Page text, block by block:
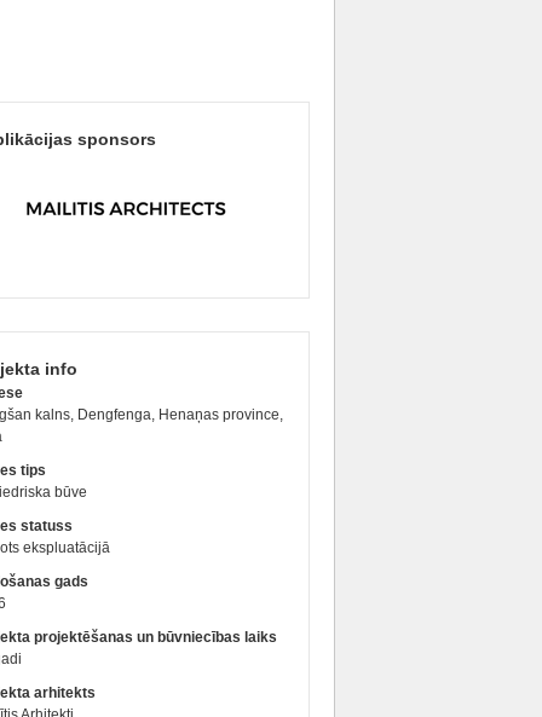
sponsors
info
kalns, Dengfenga, Henaņas province,
tips
būve
statuss
ekspluatācijā
gads
projektēšanas un būvniecības laiks
arhitekts